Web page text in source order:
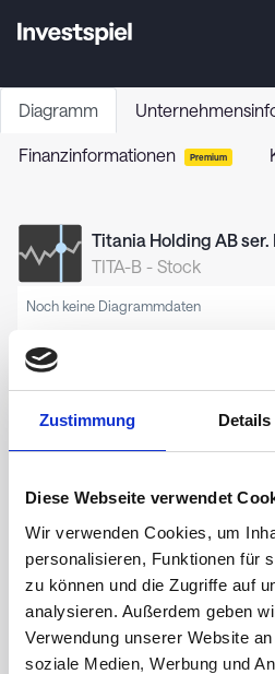
Zustimmung Details
Diese Webseite verwendet
Wir verwenden Cookies, um
personalisieren, Funktionen für
zu können und die Zugriffe auf
analysieren. Außerdem geben
Verwendung unserer Website
soziale Medien, Werbung und
Diagramm
Finanzinformationen Premium
Titania Holding AB ser.
TITA-B - Stock
Noch keine Diagrammdaten